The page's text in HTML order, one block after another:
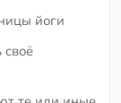
йоги
своё